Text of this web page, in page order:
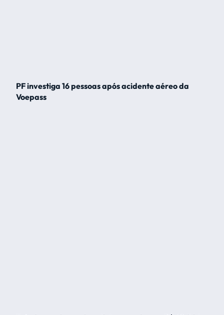
PF investiga 16 pessoas após acidente aéreo da
Voepass